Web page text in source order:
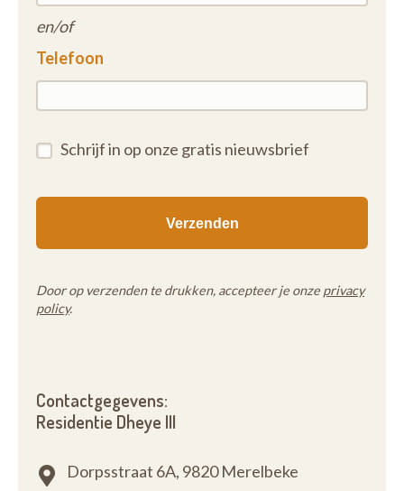
en/of
Telefoon
Schrijf in op onze gratis nieuwsbrief
Door op verzenden te drukken, accepteer je onze privacy
policy.
Contactgegevens:
Residentie Dheye III
Dorpsstraat 6A, 9820 Merelbeke